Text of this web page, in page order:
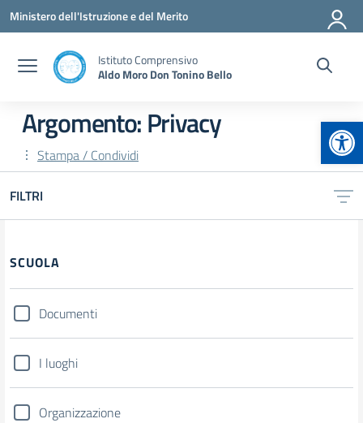
Vai ai contenuti
Vai al menu di navigazione
Vai al footer
Ministero dell'Istruzione e del Merito
Istituto Comprensivo
Aldo Moro Don Tonino Bello
Argomento: Privacy
Stampa / Condividi
FILTRI
Filtri
SCUOLA
Documenti
I luoghi
Organizzazione